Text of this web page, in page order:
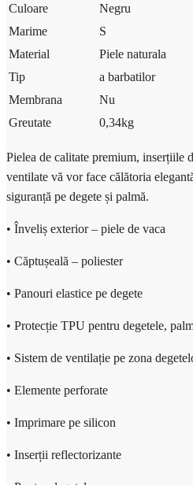
Culoare
Negru
Marime
S
Material
Piele naturala
Tip
a barbatilor
Membrana
Nu
Greutate
0,34kg
Pielea de calitate premium, inserțiile
ventilate vă vor face călătoria
siguranță pe degete și palmă.
• Înveliș exterior – piele de vaca
• Căptușeală – poliester
• Panouri elastice pe degete
• Protecție TPU pentru degetele,
• Sistem de ventilație pe zona
• Elemente perforate
• Imprimare pe silicon
• Inserții reflectorizante